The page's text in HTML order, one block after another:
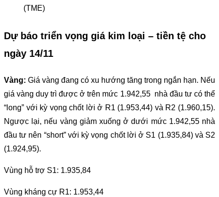
(TME)
Dự báo triển vọng giá kim loại – tiền tệ cho
ngày 14/11
Vàng: Giá vàng đang có xu hướng tăng trong ngắn hạn. Nếu
giá vàng duy trì được ở trên mức 1.942,55 nhà đầu tư có thể
“long” với kỳ vọng chốt lời ở R1 (1.953,44) và R2 (1.960,15).
Ngược lại, nếu vàng giảm xuống ở dưới mức 1.942,55 nhà
đầu tư nên “short” với kỳ vọng chốt lời ở S1 (1.935,84) và S2
(1.924,95).
Vùng hỗ trợ S1: 1.935,84
Vùng kháng cự R1: 1.953,44